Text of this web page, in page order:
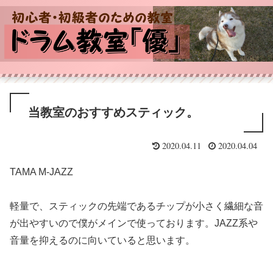
当教室のおすすめスティック。
2020.04.11 2020.04.04
TAMA M-JAZZ
軽量で、スティックの先端であるチップが小さく繊細な音
が出やすいので僕がメインで使っております。JAZZ系や
音量を抑えるのに向いていると思います。